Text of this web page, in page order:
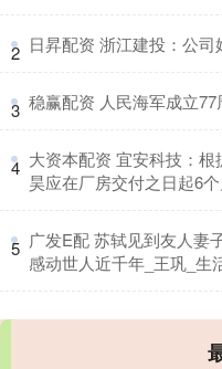
2 日昇配资 浙江建投：公
3 稳赢配资 人民海军成立
4 大资本配资 宜安科技：
昊应在厂房交付之日起6
5 广发E配 苏轼见到友人妻
感动世人近千年_王巩_生